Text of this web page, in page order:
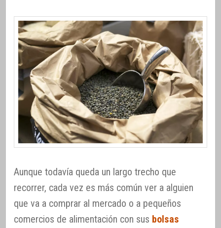
Aunque todavía queda un largo trecho que
recorrer, cada vez es más común ver a alguien
que va a comprar al mercado o a pequeños
comercios de alimentación con sus bolsas